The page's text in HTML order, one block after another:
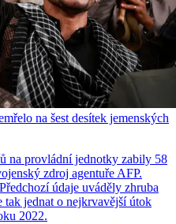
na šest desítek jemenských
na provládní jednotky zabily 58
zdroj agentuře AFP.
údaje uváděly zhruba
jednat o nejkrvavější útok
2022.